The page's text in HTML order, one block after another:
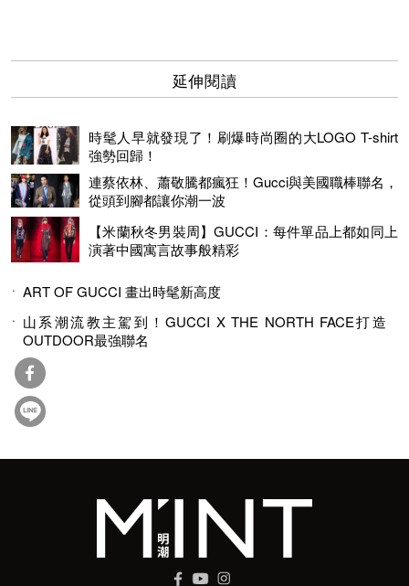
延伸閱讀
時髦人早就發現了！刷爆時尚圈的大LOGO T-shirt
強勢回歸！
連蔡依林、蕭敬騰都瘋狂！Gucci與美國職棒聯名，
從頭到腳都讓你潮一波
【米蘭秋冬男裝周】GUCCI：每件單品上都如同上
演著中國寓言故事般精彩
ART OF GUCCI 畫出時髦新高度
山系潮流教主駕到！GUCCI X THE NORTH FACE打造
OUTDOOR最強聯名